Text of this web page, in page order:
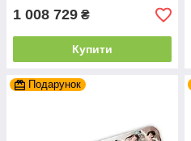
1 008 729 ₴
Купити
Подарунок